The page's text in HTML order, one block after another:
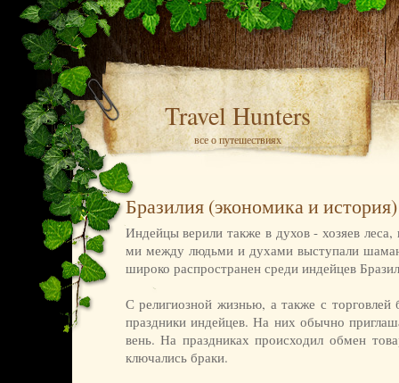
Travel Hunters
все о путешествиях
Бразилия (экономика и история)
Ин­дей­цы ве­ри­ли так­же в ду­хов - хо­зя­ев
ми ме­ж­ду людь­ми и ду­ха­ми вы­сту­па­ли
ши­ро­ко рас­про­стра­нен сре­ди ин­дей­цев
С ре­ли­ги­оз­ной жиз­нью, а так­же с тор­гов­лей
празд­ни­ки ин­дей­цев. На них обыч­но
вень. На празд­ни­ках про­ис­хо­дил об­мен
клю­ча­лись бра­ки.